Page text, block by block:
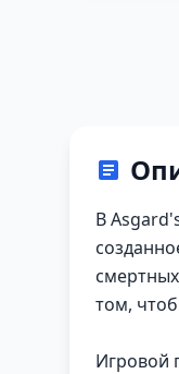
В
том,
Игровой